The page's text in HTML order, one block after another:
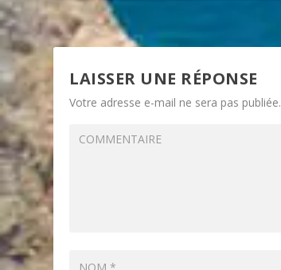
LAISSER UNE RÉPONSE
Votre adresse e-mail ne sera pas publiée.